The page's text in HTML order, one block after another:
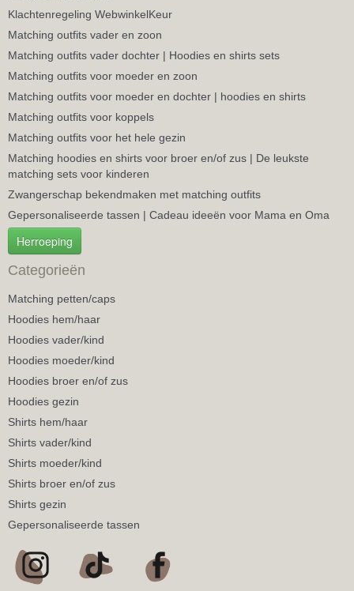
Klachtenregeling WebwinkelKeur
Matching outfits vader en zoon
Matching outfits vader dochter | Hoodies en shirts sets
Matching outfits voor moeder en zoon
Matching outfits voor moeder en dochter | hoodies en shirts
Matching outfits voor koppels
Matching outfits voor het hele gezin
Matching hoodies en shirts voor broer en/of zus | De leukste
matching sets voor kinderen
Zwangerschap bekendmaken met matching outfits
Gepersonaliseerde tassen | Cadeau ideeën voor Mama en Oma
Herroeping
Categorieën
Matching petten/caps
Hoodies hem/haar
Hoodies vader/kind
Hoodies moeder/kind
Hoodies broer en/of zus
Hoodies gezin
Shirts hem/haar
Shirts vader/kind
Shirts moeder/kind
Shirts broer en/of zus
Shirts gezin
Gepersonaliseerde tassen